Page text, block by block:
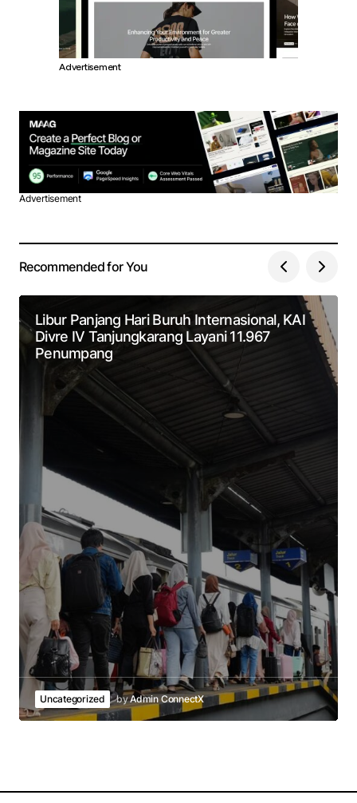
Advertisement
Advertisement
Recommended for You
Libur Panjang Hari Buruh Internasional, KAI
Divre IV Tanjungkarang Layani 11.967
Penumpang
Uncategorized byAdmin ConnectX